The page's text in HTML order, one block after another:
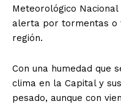
Meteorológico
alerta por tormentas o
región.
Con una humedad que
clima en la Capital y
pesado, aunque con